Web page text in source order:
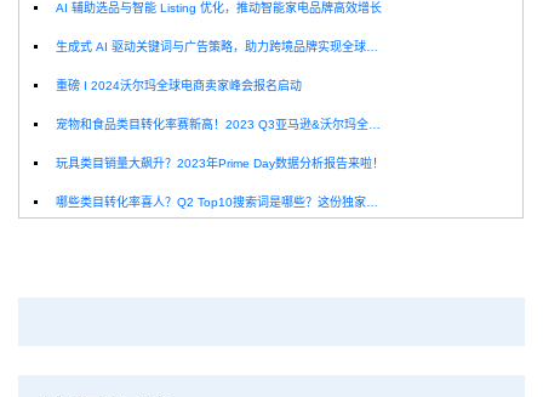
AI 辅助选品与智能 Listing 优化，推动智能家电品牌高效增长
生成式 AI 驱动关键词与广告策略，助力跨境品牌实现全球增长突破
重磅 I 2024沃尔玛全球电商卖家峰会报名启动
宠物和食品类目转化率赛新高！2023 Q3亚马逊&沃尔玛全球电商CPC数据发布！
玩具类目销量大飙升？2023年Prime Day数据分析报告来啦！
哪些类目转化率喜人？Q2 Top10搜索词是哪些？这份独家报告来解答！